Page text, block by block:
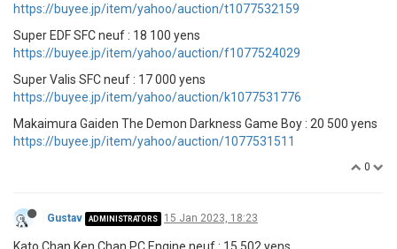
https://buyee.jp/item/yahoo/auction/t1077532159
Super EDF SFC neuf : 18 100 yens
https://buyee.jp/item/yahoo/auction/f1077524029
Super Valis SFC neuf : 17 000 yens
https://buyee.jp/item/yahoo/auction/k1077531776
Makaimura Gaiden The Demon Darkness Game Boy : 20 500 yens
https://buyee.jp/item/yahoo/auction/1077531511
0
Gustav ADMINISTRATORS 15 Jan 2023, 18:23